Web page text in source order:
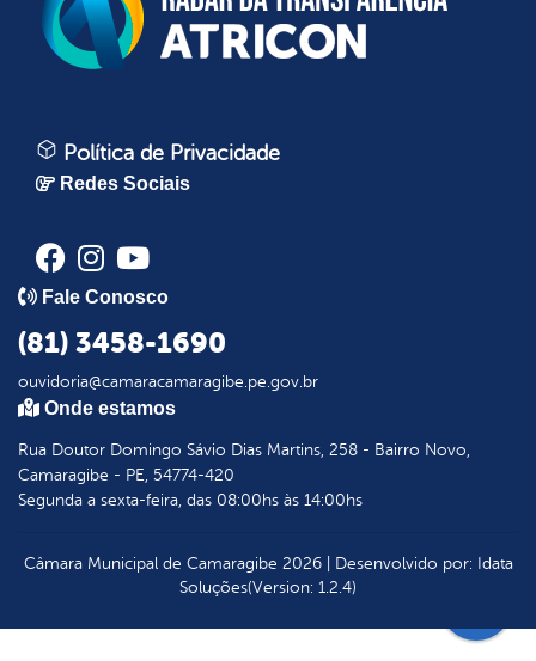
Política de Privacidade
Redes Sociais
Fale Conosco
(81) 3458-1690
ouvidoria@camaracamaragibe.pe.gov.br
Onde estamos
Rua Doutor Domingo Sávio Dias Martins, 258 - Bairro Novo,
Camaragibe - PE, 54774-420
Segunda a sexta-feira, das 08:00hs às 14:00hs
Câmara Municipal de Camaragibe 2026| Desenvolvido por: Idata
Soluções(Version: 1.2.4)